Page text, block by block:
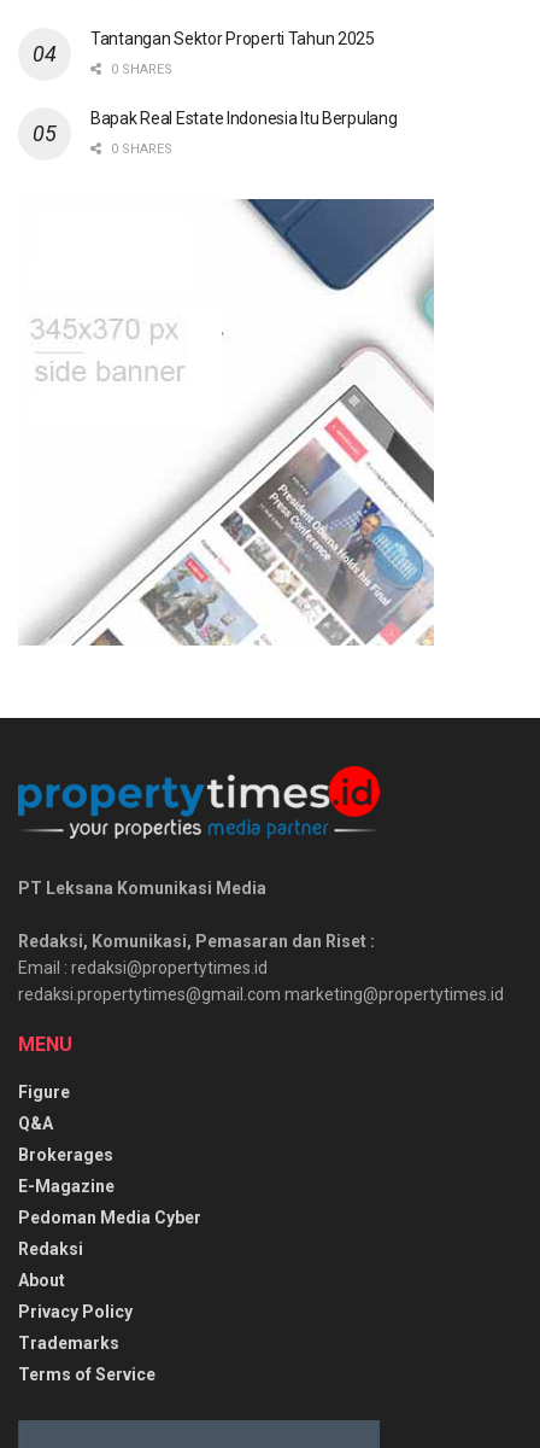
Tantangan Sektor Properti Tahun 2025
0 SHARES
Bapak Real Estate Indonesia Itu Berpulang
0 SHARES
PT Leksana Komunikasi Media
Redaksi, Komunikasi, Pemasaran dan Riset :
Email : redaksi@propertytimes.id
redaksi.propertytimes@gmail.com marketing@propertytimes.id
MENU
Figure
Q&A
Brokerages
E-Magazine
Pedoman Media Cyber
Redaksi
About
Privacy Policy
Trademarks
Terms of Service